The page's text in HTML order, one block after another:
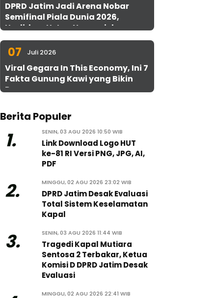
DPRD Jatim Jadi Arena Nobar
Semifinal Piala Dunia 2026,
Hadirkan Uston Nawawi dan
UMKM Gratis untuk 1.000 Warga
07 Juli 2026
Viral Gegara In This Economy, Ini 7
Fakta Gunung Kawi yang Bikin
Penasaran
Berita Populer
1. SENIN, 03 AGU 2026 10:50 WIB
Link Download Logo HUT
ke-81 RI Versi PNG, JPG, AI,
PDF
2. MINGGU, 02 AGU 2026 23:02 WIB
DPRD Jatim Desak Evaluasi
Total Sistem Keselamatan
Kapal
3. SENIN, 03 AGU 2026 11:44 WIB
Tragedi Kapal Mutiara
Sentosa 2 Terbakar, Ketua
Komisi D DPRD Jatim Desak
Evaluasi
MINGGU, 02 AGU 2026 22:41 WIB